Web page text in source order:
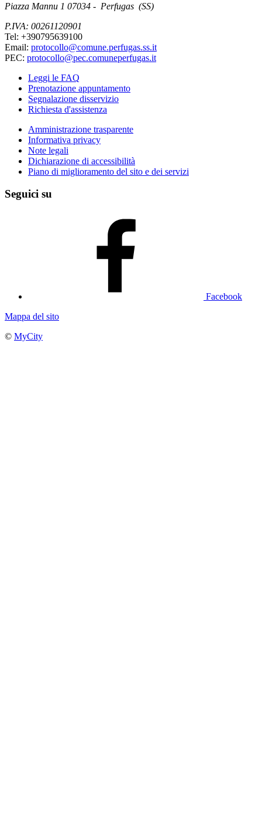
Piazza Mannu 1 07034 - Perfugas (SS)
P.IVA: 00261120901
Tel: +390795639100
Email: protocollo@comune.perfugas.ss.it
PEC: protocollo@pec.comuneperfugas.it
Leggi le FAQ
Prenotazione appuntamento
Segnalazione disservizio
Richiesta d'assistenza
Amministrazione trasparente
Informativa privacy
Note legali
Dichiarazione di accessibilità
Piano di miglioramento del sito e dei servizi
Seguici su
Facebook
Mappa del sito
© MyCity